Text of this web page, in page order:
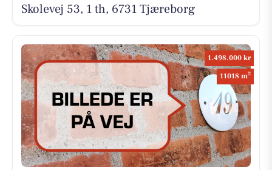
Skolevej 53, 1 th, 6731 Tjæreborg
1.498.000 kr
11018 m2